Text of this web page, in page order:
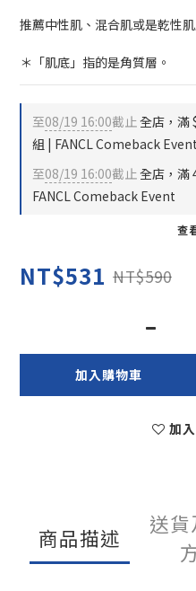
推薦中性肌、混合肌或是乾性肌
＊「肌底」指的是角質層。
至08/19 16:00截止全店，滿
組 | FANCL Comeback Event
至08/19 16:00截止全店，滿
FANCL Comeback Event
查
NT$531 NT$590
加入購物車
加
商品描述
送